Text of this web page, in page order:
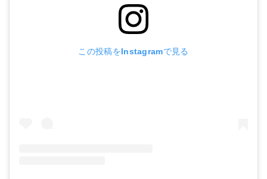
この投稿をInstagramで見る